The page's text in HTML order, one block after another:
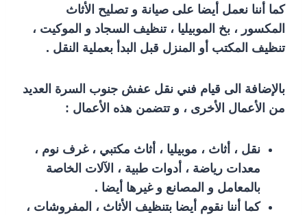
كما أننا نعمل أيضا على صيانة و تصليح الأثاث
المكسور ، بخ الموبيليا ، تنظيف السجاد و الموكيت ،
تنظيف المكتب أو المنزل قبل البدأ بعملية النقل .
بالإضافة الى قيام فني نقل عفش جنوب السرة العديد
من الأعمال الأخرى ، و تتضمن هذه الأعمال :
نقل ، أثاث ، موبيليا ، أثاث مكتبي ، غرف نوم ،
معدات رياضة ، أدوات طبية ، الآلات الخاصة
بالمعامل و المصانع و غيرها أيضا .
كما أننا نقوم أيضا بتنظيف الأثاث ، المفروشات ،